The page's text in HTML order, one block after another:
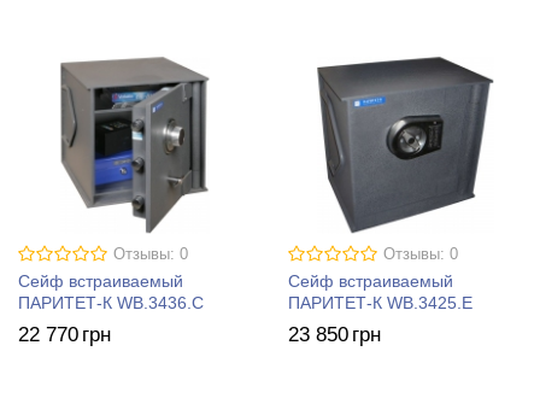
Отзывы: 0
Сейф встраиваемый
ПАРИТЕТ-К WB.3436.C
22 770 грн
Отзывы: 0
Сейф встраиваемый
ПАРИТЕТ-К WB.3425.E
23 850 грн